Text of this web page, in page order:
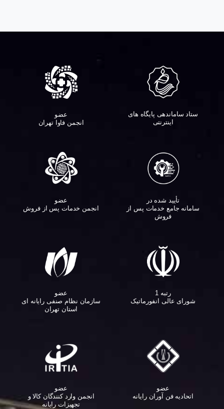
ستاد ساماندهی پایگاه های
اینترنتی
عضو
انجمن فاوا تهران
تأیید شده در
سامانه جامع خدمات پس از
فروش
عضو
انجمن خدمات پس از فروش
رتبه 1
شورای عالی انفورماتیک
عضو
سازمان نظام صنفی رایانه ای
استان تهران
عضو
اتحادیه فن آوران رایانه
عضو
انجمن وارد کنندگان کالا و
تجهیزات رایانه‌